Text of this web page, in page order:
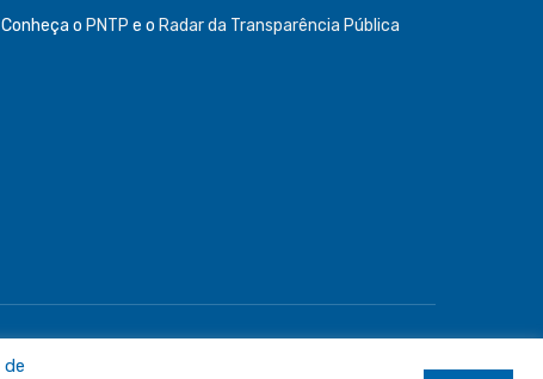
Conheça o PNTP e o Radar da Transparência Pública
de